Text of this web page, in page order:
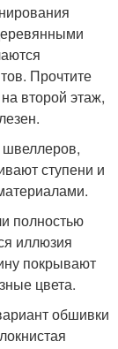
Прочтите
второй этаж,
швеллеров,
ступени и
полностью
иллюзия
покрывают
цвета.
обшивки